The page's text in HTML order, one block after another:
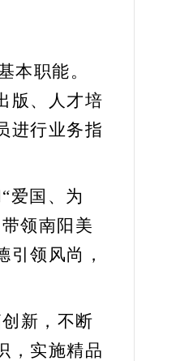
本职能。
版、人才培
进行业务指
“爱国、为
领南阳 美
领风尚，
新，不断
，实施精品